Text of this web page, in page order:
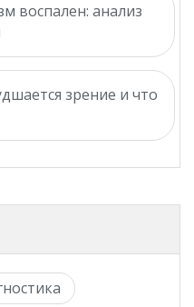
воспален: анализ
зрение и что